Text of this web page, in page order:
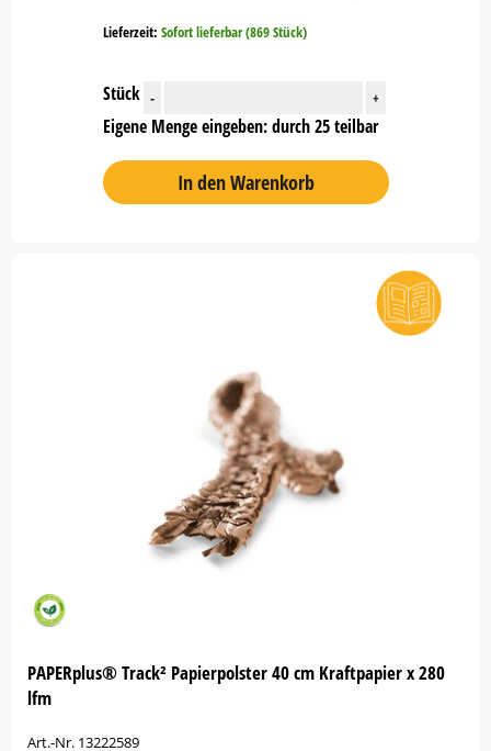
Lieferzeit: Sofort lieferbar (869 Stück)
Stück - +
Eigene Menge eingeben: durch 25 teilbar
In den Warenkorb
PAPERplus® Track² Papierpolster 40 cm Kraftpapier x 280
lfm
Art.-Nr. 13222589